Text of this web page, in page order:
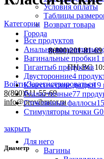
Условия оплаты
Таблицы
Возврат товара
Города
8(800)201-81-69
ПН-ВС
Войти/Зарегистрироваться
8(800)511-55-69
info@provibrator.ru
Для него
Вагины
Категории
Все продуктов
Анально-вагинальные
Вагинальные пробки1
Гиганты6 продуктов
Двусторонние4
Классические дилдо19
Реалистичные77
Стеклянные фаллосы
Стимуляторы точки G
закрыть
Диаметр